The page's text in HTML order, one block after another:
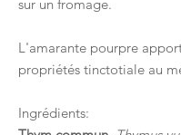
sur un fromage.
L'amarante pourpre
propriétés tinctotiale au
Ingrédients: